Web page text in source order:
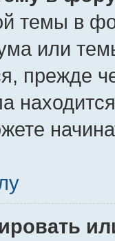
темы в
или
прежде